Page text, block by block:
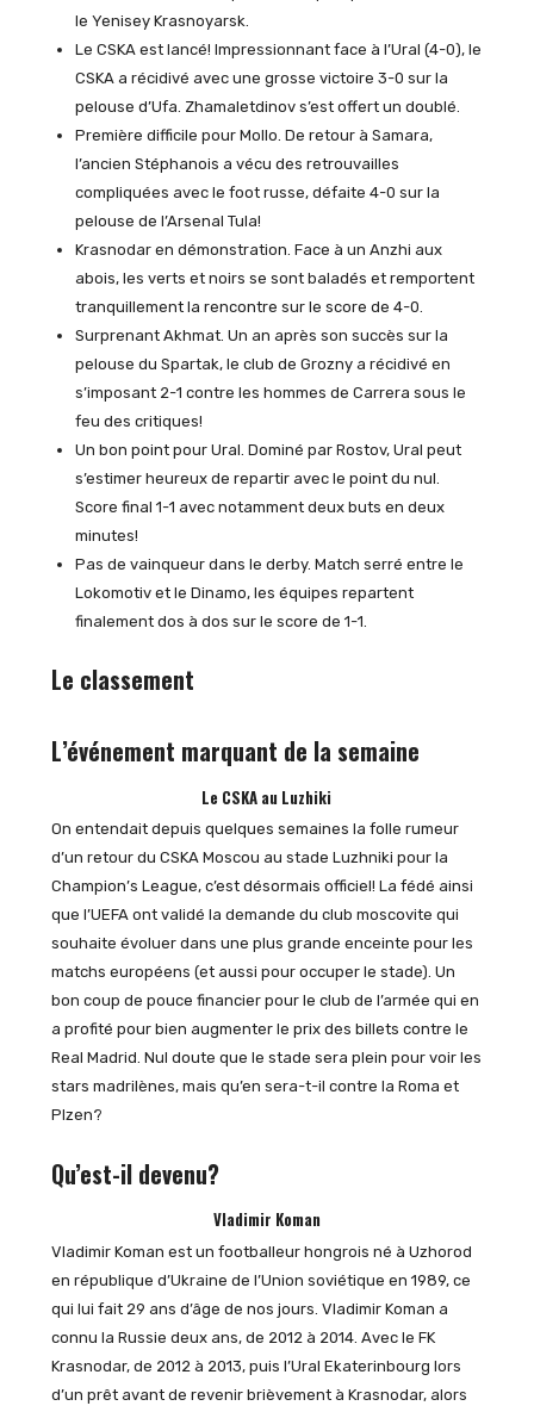
le Yenisey Krasnoyarsk.
Le CSKA est lancé! Impressionnant face à l’Ural (4-0), le
CSKA a récidivé avec une grosse victoire 3-0 sur la
pelouse d’Ufa. Zhamaletdinov s’est offert un doublé.
Première difficile pour Mollo. De retour à Samara,
l’ancien Stéphanois a vécu des retrouvailles
compliquées avec le foot russe, défaite 4-0 sur la
pelouse de l’Arsenal Tula!
Krasnodar en démonstration. Face à un Anzhi aux
abois, les verts et noirs se sont baladés et remportent
tranquillement la rencontre sur le score de 4-0.
Surprenant Akhmat. Un an après son succès sur la
pelouse du Spartak, le club de Grozny a récidivé en
s’imposant 2-1 contre les hommes de Carrera sous le
feu des critiques!
Un bon point pour Ural. Dominé par Rostov, Ural peut
s’estimer heureux de repartir avec le point du nul.
Score final 1-1 avec notamment deux buts en deux
minutes!
Pas de vainqueur dans le derby. Match serré entre le
Lokomotiv et le Dinamo, les équipes repartent
finalement dos à dos sur le score de 1-1.
Le classement
L’événement marquant de la semaine
Le CSKA au Luzhiki
On entendait depuis quelques semaines la folle rumeur
d’un retour du CSKA Moscou au stade Luzhniki pour la
Champion’s League, c’est désormais officiel! La fédé ainsi
que l’UEFA ont validé la demande du club moscovite qui
souhaite évoluer dans une plus grande enceinte pour les
matchs européens (et aussi pour occuper le stade). Un
bon coup de pouce financier pour le club de l’armée qui en
a profité pour bien augmenter le prix des billets contre le
Real Madrid. Nul doute que le stade sera plein pour voir les
stars madrilènes, mais qu’en sera-t-il contre la Roma et
Plzen?
Qu’est-il devenu?
Vladimir Koman
Vladimir Koman est un footballeur hongrois né à Uzhorod
en république d’Ukraine de l’Union soviétique en 1989, ce
qui lui fait 29 ans d’âge de nos jours. Vladimir Koman a
connu la Russie deux ans, de 2012 à 2014. Avec le FK
Krasnodar, de 2012 à 2013, puis l’Ural Ekaterinbourg lors
d’un prêt avant de revenir brièvement à Krasnodar, alors